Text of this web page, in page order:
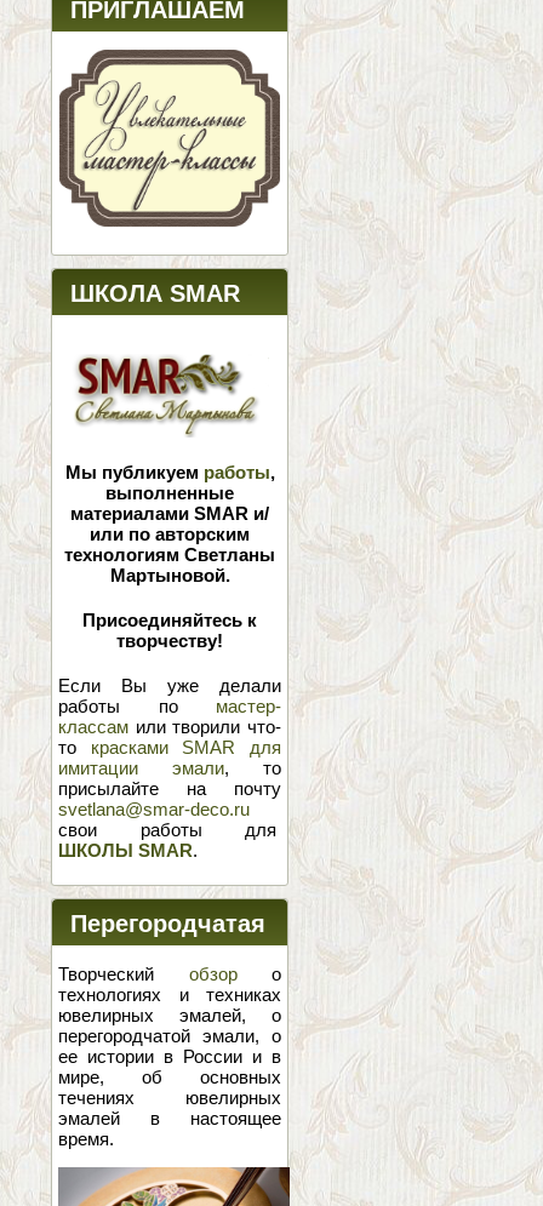
ПРИГЛАШАЕМ
ШКОЛА SMAR
Мы публикуем работы,
выполненные
материалами SMAR и/
или по авторским
технологиям Светланы
Мартыновой.
Присоединяйтесь к
творчеству!
Если Вы уже делали
работы по мастер-
классам или творили что-
то красками SMAR для
имитации эмали, то
присылайте на почту
svetlana@smar-deco.ru
свои работы для
ШКОЛЫ SMAR.
Перегородчатая
эмаль
Творческий обзоро
технологиях и техниках
ювелирных эмалей, о
перегородчатой эмали, о
ее истории в России и в
мире, об основных
течениях ювелирных
эмалей в настоящее
время.